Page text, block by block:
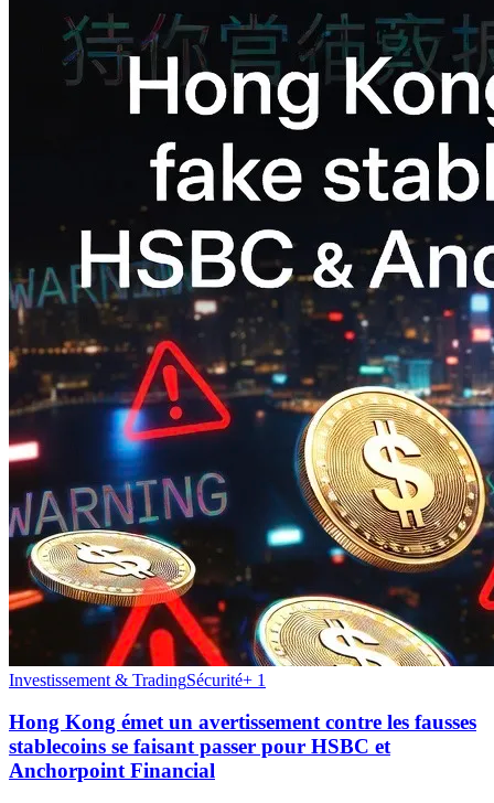
Investissement & TradingSécurité+ 1
Hong Kong émet un avertissement contre les fausses
stablecoins se faisant passer pour HSBC et
Anchorpoint Financial